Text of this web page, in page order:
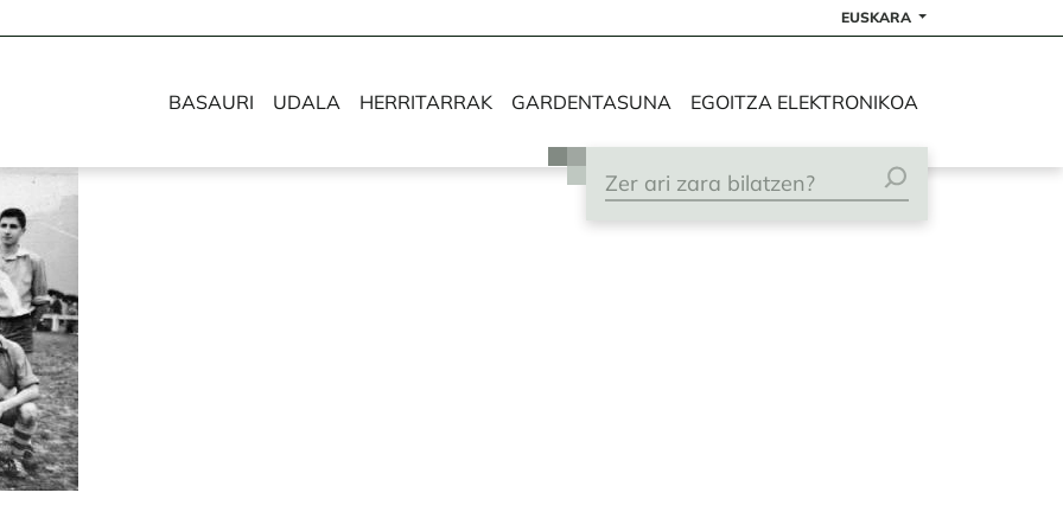
EUSKARA
BASAURI UDALA HERRITARRAK GARDENTASUNA EGOITZA ELEKTRONIKOA